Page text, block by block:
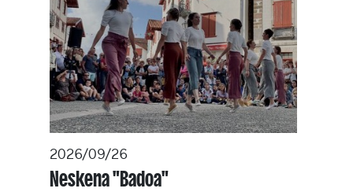
2026/09/26
Neskena "Badoa"